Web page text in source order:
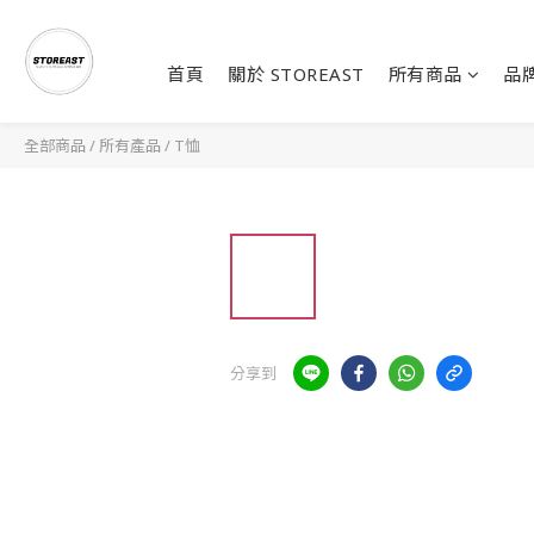
首頁 關於 STOREAST 所有商品 品
全部商品 / 所有產品 / T恤
分享到